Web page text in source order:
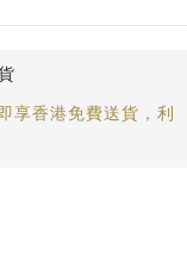
享香港免費送貨，利